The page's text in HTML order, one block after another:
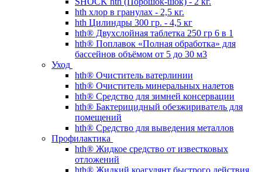
hth хлор в гранулах - 2,5 кг.
hth Цилиндры 300 гр. - 4,5 кг
hth® Двухслойная таблетка 250 гр 6 в 1
hth® Поплавок «Полная обработка» для
бассейнов объёмом от 5 до 30 м3
Уход
hth® Очиститель ватерлинии
hth® Очиститель минеральных налетов
hth® Средство для зимней консервации
hth® Бактерицидный обезжириватель для
помещений
hth® Средство для выведения металлов
Профилактика
hth® Жидкое средство от известковых
отложений
hth® Жидкий коагулянт быстрого действия